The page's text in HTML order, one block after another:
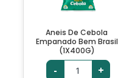
Aneis De Cebola
Empanado Bem Brasil
(1X400G)
- +